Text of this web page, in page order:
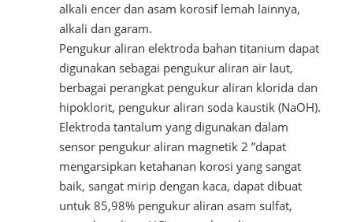
alkali encer dan asam korosif lemah lainnya,
alkali dan garam.
Pengukur aliran elektroda bahan titanium dapat
digunakan sebagai pengukur aliran air laut,
berbagai perangkat pengukur aliran klorida dan
hipoklorit, pengukur aliran soda kaustik (NaOH).
Elektroda tantalum yang digunakan dalam
sensor pengukur aliran magnetik 2 ”dapat
mengarsipkan ketahanan korosi yang sangat
baik, sangat mirip dengan kaca, dapat dibuat
untuk 85,98% pengukur aliran asam sulfat,